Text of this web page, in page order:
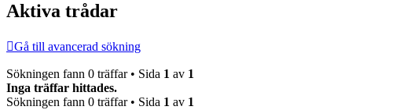
Aktiva trådar
Gå till avancerad sökning
Sökningen fann 0 träffar • Sida 1 av 1
Inga träffar hittades.
Sökningen fann 0 träffar • Sida 1 av 1